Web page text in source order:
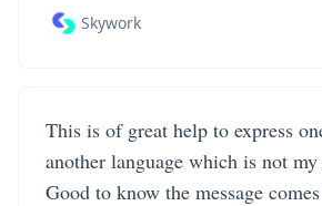
Skywork
This is of great help to express
another language which is not
Good to know the message